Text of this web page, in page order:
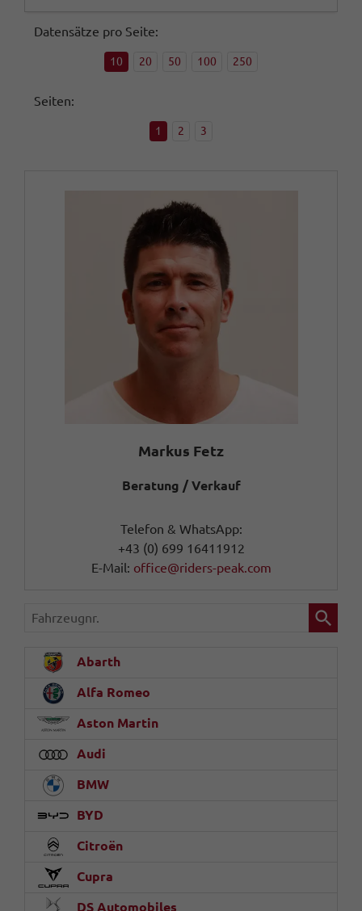
Datensätze pro Seite:
10 20 50 100 250
Seiten:
1 2 3
Markus Fetz
Beratung / Verkauf
Telefon & WhatsApp:
+43 (0) 699 16411912
E-Mail: office@riders-peak.com
Fahrzeugnr.
Abarth
Alfa Romeo
Aston Martin
Audi
BMW
BYD
Citroën
Cupra
DS Automobiles